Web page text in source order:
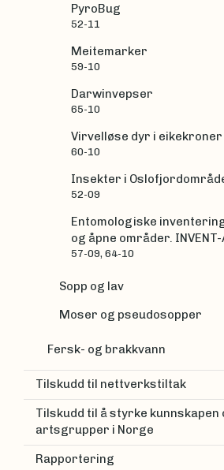
PyroBug
52-11
Meitemarker
59-10
Darwinvepser
65-10
Virvelløse dyr i eikekroner
60-10
Insekter i
52-09
Entomologiske
og åpne områder.
57-09, 64-10
Sopp og lav
Moser og pseudosopper
Fersk- og brakkvann
Tilskudd til nettverkstiltak
Tilskudd til å styrke kunnskapen
artsgrupper i Norge
Rapportering